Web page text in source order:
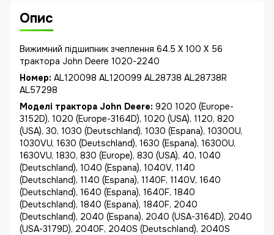
Опис
Вижимний підшипник зчеплення 64.5 X 100 X 56
трактора John Deere 1020-2240
Номер: AL120098 AL120099 AL28738 AL28738R
AL57298
Моделі трактора John Deere: 920 1020 (Europe-
3152D), 1020 (Europe-3164D), 1020 (USA), 1120, 820
(USA), 30, 1030 (Deutschland), 1030 (Espana), 1030OU,
1030VU, 1630 (Deutschland), 1630 (Espana), 1630OU,
1630VU, 1830, 830 (Europe), 830 (USA), 40, 1040
(Deutschland), 1040 (Espana), 1040V, 1140
(Deutschland), 1140 (Espana), 1140F, 1140V, 1640
(Deutschland), 1640 (Espana), 1640F, 1840
(Deutschland), 1840 (Espana), 1840F, 2040
(Deutschland), 2040 (Espana), 2040 (USA-3164D), 2040
(USA-3179D), 2040F, 2040S (Deutschland), 2040S